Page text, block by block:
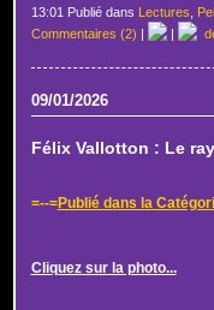
13:01 Publié dans Lectures
Commentaires (2) | |
09/01/2026
Félix Vallotton : Le
=--=Publié dans la
Cliquez sur la photo...